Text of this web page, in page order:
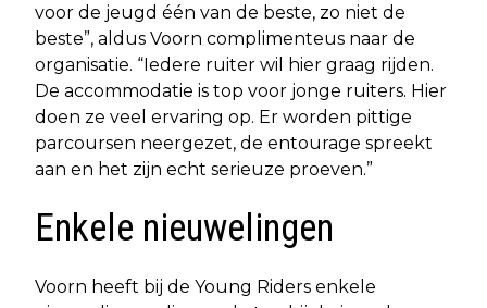
voor de jeugd één van de beste, zo niet de
beste”, aldus Voorn complimenteus naar de
organisatie. “Iedere ruiter wil hier graag rijden.
De accommodatie is top voor jonge ruiters. Hier
doen ze veel ervaring op. Er worden pittige
parcoursen neergezet, de entourage spreekt
aan en het zijn echt serieuze proeven.”
Enkele nieuwelingen
Voorn heeft bij de Young Riders enkele